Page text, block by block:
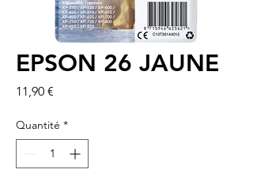
EPSON 26 JAUNE
11,90 €
Quantité *